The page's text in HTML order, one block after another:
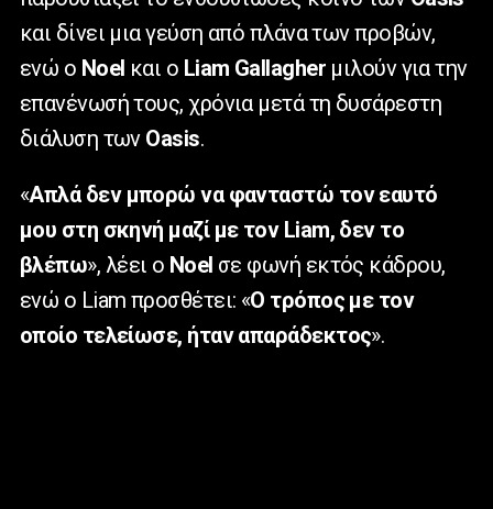
και δίνει μια γεύση από πλάνα των προβών,
ενώ ο Noel και ο Liam Gallagher μιλούν για την
επανένωσή τους, χρόνια μετά τη δυσάρεστη
διάλυση των Oasis.
«Απλά δεν μπορώ να φανταστώ τον εαυτό
μου στη σκηνή μαζί με τον Liam, δεν το
βλέπω», λέει ο Noel σε φωνή εκτός κάδρου,
ενώ ο Liam προσθέτει: «Ο τρόπος με τον
οποίο τελείωσε, ήταν απαράδεκτος».